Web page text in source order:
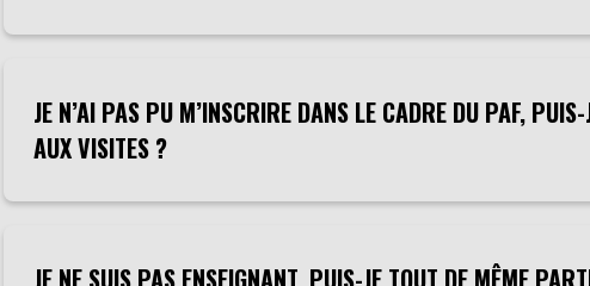
JE N’AI PAS PU M’INSCRIRE DANS LE CADRE DU PAF,
AUX VISITES ?
JE NE SUIS PAS ENSEIGNANT, PUIS-JE TOUT DE MÊME